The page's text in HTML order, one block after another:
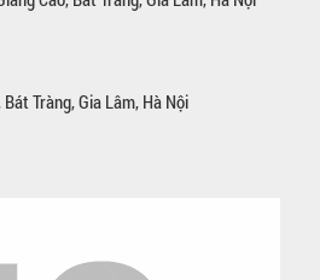
Tràng, Gia Lâm, Hà Nội